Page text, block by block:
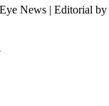
News | Editorial by